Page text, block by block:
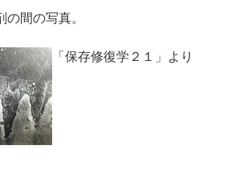
間の写真。
「保存修復学２１」より